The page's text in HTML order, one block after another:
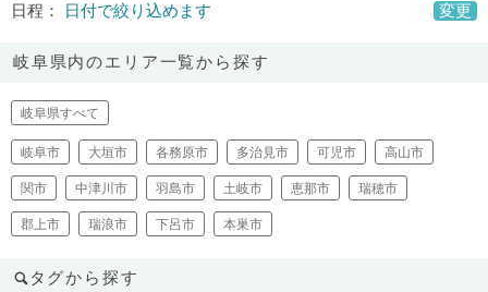
日程： 日付で絞り込めます 変更
岐阜県内のエリア一覧から探す
岐阜県すべて
岐阜市 大垣市 各務原市 多治見市 可児市 高山市
関市 中津川市 羽島市 土岐市 恵那市 瑞穂市
郡上市 瑞浪市 下呂市 本巣市
タグから探す